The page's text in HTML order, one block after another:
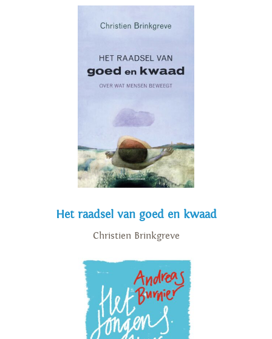
Het raadsel van goed en kwaad
Christien Brinkgreve